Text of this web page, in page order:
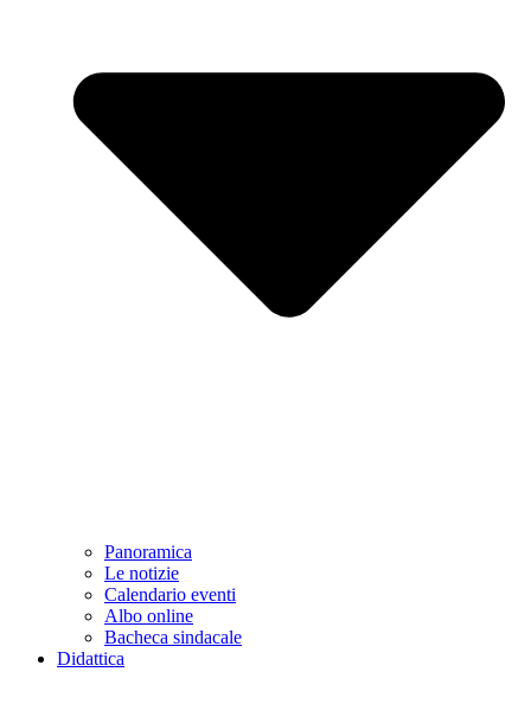
Panoramica
Le notizie
Calendario eventi
Albo online
Bacheca sindacale
Didattica